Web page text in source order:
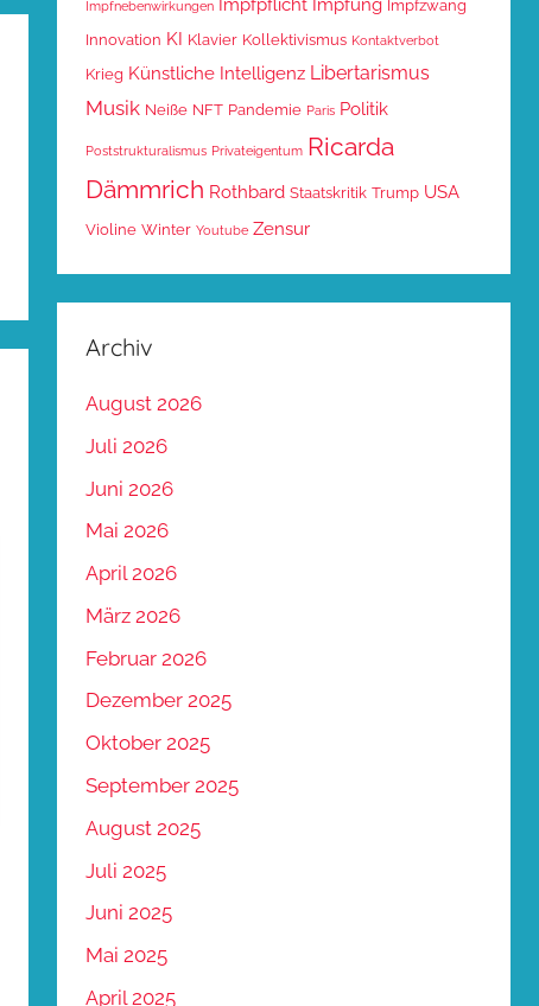
Impfnebenwirkungen
Impfzwang
Innovation KI Klavier Kollektivismus Kontaktverbot
Krieg Künstliche Intelligenz Libertarismus
Musik Neiße NFT Pandemie Paris Politik
Poststrukturalismus Privateigentum Ricarda
Dämmrich Rothbard Staatskritik Trump USA
Violine Winter Youtube Zensur
Archiv
August 2026
Juli 2026
Juni 2026
Mai 2026
April 2026
März 2026
Februar 2026
Dezember 2025
Oktober 2025
September 2025
August 2025
Juli 2025
Juni 2025
Mai 2025
April 2025